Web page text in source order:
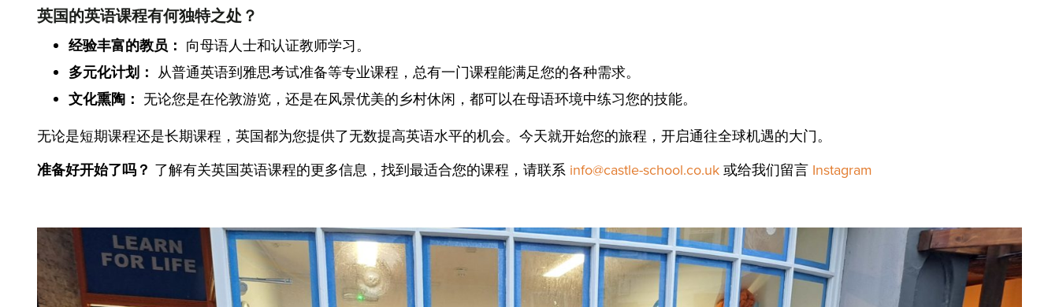
英国的英语课程有何独特之处？
经验丰富的教员： 向母语人士和认证教师学习。
多元化计划： 从普通英语到雅思考试准备等专业课程，总有一门课程能满足您的各种需求。
文化熏陶： 无论您是在伦敦游览，还是在风景优美的乡村休闲，都可以在母语环境中练习您的技能。
无论是短期课程还是长期课程，英国都为您提供了无数提高英语水平的机会。今天就开始您的旅程，开启通往全球机遇的大门。
准备好开始了吗？ 了解有关英国英语课程的更多信息，找到最适合您的课程，请联系 info@castle-school.co.uk 或给我们留言 Instagram